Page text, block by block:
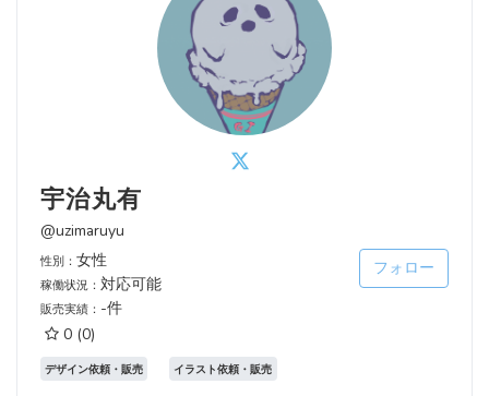
宇治丸有
@uzimaruyu
性別： 女性
稼働状況： 対応可能
販売実績： -件
0 (0)
フォロー
デザイン依頼・販売 イラスト依頼・販売